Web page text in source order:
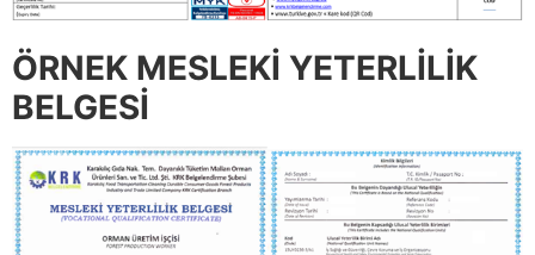
ÖRNEK MESLEKİ YETERLİLİK
BELGESİ